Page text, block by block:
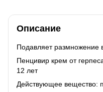
Описание
Подавляет размножение
Пенцивир крем от
12 лет
Действующее вещество: